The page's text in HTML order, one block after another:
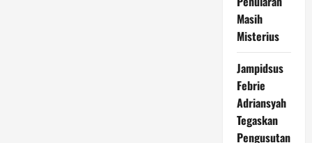
Masih
Misterius
Jampidsus
Febrie
Adriansyah
Tegaskan
Pengusutan